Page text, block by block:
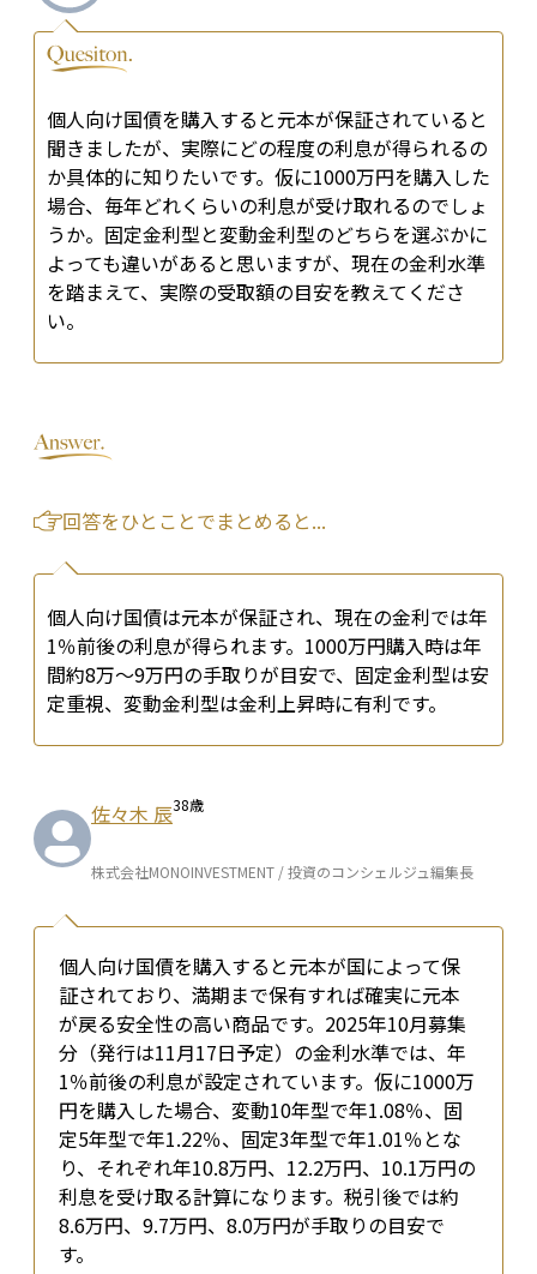
個人向け国債を購入すると元本が保証されていると
聞きましたが、実際にどの程度の利息が得られるの
か具体的に知りたいです。仮に1000万円を購入した
場合、毎年どれくらいの利息が受け取れるのでしょ
うか。固定金利型と変動金利型のどちらを選ぶかに
よっても違いがあると思いますが、現在の金利水準
を踏まえて、実際の受取額の目安を教えてくださ
い。
回答をひとことでまとめると...
個人向け国債は元本が保証され、現在の金利では年
1％前後の利息が得られます。1000万円購入時は年
間約8万〜9万円の手取りが目安で、固定金利型は安
定重視、変動金利型は金利上昇時に有利です。
佐々木 辰38歳
株式会社MONOINVESTMENT / 投資のコンシェルジュ編集長
個人向け国債を購入すると元本が国によって保
証されており、満期まで保有すれば確実に元本
が戻る安全性の高い商品です。2025年10月募集
分（発行は11月17日予定）の金利水準では、年
1％前後の利息が設定されています。仮に1000万
円を購入した場合、変動10年型で年1.08％、固
定5年型で年1.22％、固定3年型で年1.01％とな
り、それぞれ年10.8万円、12.2万円、10.1万円の
利息を受け取る計算になります。税引後では約
8.6万円、9.7万円、8.0万円が手取りの目安で
す。